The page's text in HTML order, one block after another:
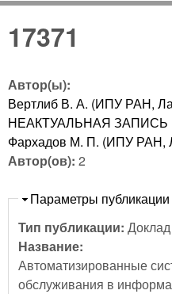
17371
Автор(ы):
Вертлиб В. А. (ИПУ РАН,
НЕАКТУАЛЬНАЯ ЗАПИСЬ
Фархадов М. П. (ИПУ РАН,
Автор(ов): 2
Скрыть
Параметры публикации
Тип публикации: Доклад
Название:
Автоматизированные
обслуживания в